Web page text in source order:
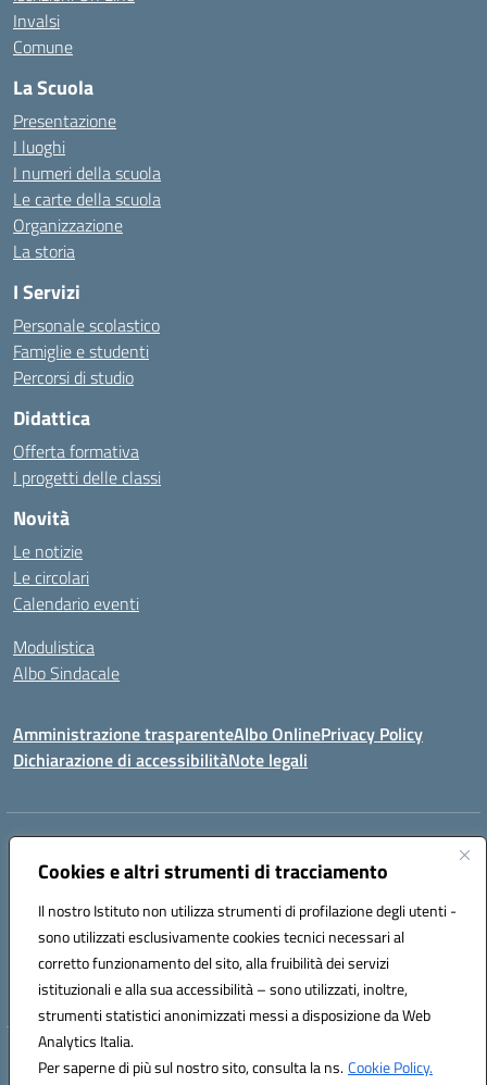
Cookies e altri strumenti di tracciamento
Il nostro Istituto non utilizza strumenti di profilazione degli utenti -
sono utilizzati esclusivamente cookies tecnici necessari al
corretto funzionamento del sito, alla fruibilità dei servizi
istituzionali e alla sua accessibilità – sono utilizzati, inoltre,
strumenti statistici anonimizzati messi a disposizione da Web
Analytics Italia.
Per saperne di più sul nostro sito, consulta la ns.Cookie Policy.
Invalsi
Comune
La Scuola
Presentazione
I luoghi
I numeri della scuola
Le carte della scuola
Organizzazione
La storia
I Servizi
Personale scolastico
Famiglie e studenti
Percorsi di studio
Didattica
Offerta formativa
I progetti delle classi
Novità
Le notizie
Le circolari
Calendario eventi
Modulistica
Albo Sindacale
Amministrazione trasparenteAlbo OnlinePrivacy Policy
Dichiarazione di accessibilitàNote legali
Indirizzo:
Centralino:0994722507 Email:TAIC873006@istruzione.it
Codice fiscale: 90279480736
Codice meccanografico:
TAIC873006
Codice unico di fatturazione (CUF): 488XBQ
Hosting & Powered by 3D Solution S.r.l.